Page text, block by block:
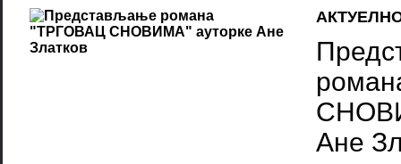
Ане